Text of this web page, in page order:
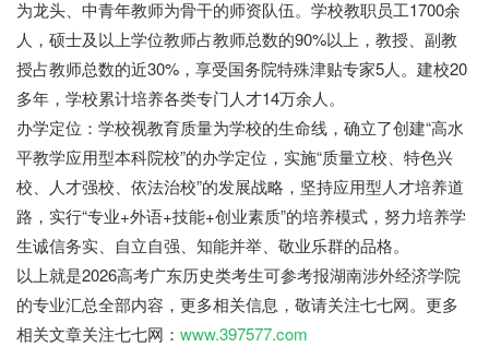
为龙头、中青年教师为骨干的师资队伍。学校教职员工1700余
人，硕士及以上学位教师占教师总数的90%以上，教授、副教
授占教师总数的近30%，享受国务院特殊津贴专家5人。建校20
多年，学校累计培养各类专门人才14万余人。
办学定位：学校视教育质量为学校的生命线，确立了创建“高水
平教学应用型本科院校”的办学定位，实施“质量立校、特色兴
校、人才强校、依法治校”的发展战略，坚持应用型人才培养道
路，实行“专业+外语+技能+创业素质”的培养模式，努力培养学
生诚信务实、自立自强、知能并举、敬业乐群的品格。
以上就是2026高考广东历史类考生可参考报湖南涉外经济学院
的专业汇总全部内容，更多相关信息，敬请关注七七网。更多
相关文章关注七七网： www.397577.com